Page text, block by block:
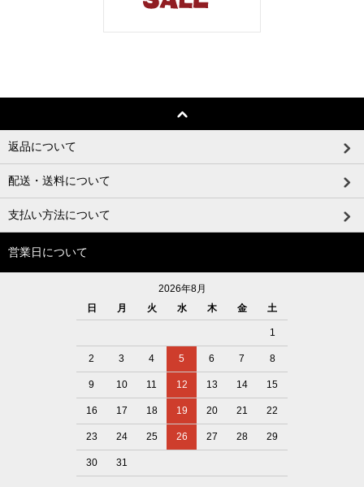
返品について
配送・送料について
支払い方法について
営業日について
2026年8月
日
月 火 水 木 金 土
1
2 3 4 5 6 7 8
9 10 11 12 13 14 15
16 17 18 19 20 21 22
23 24 25 26 27 28 29
30 31